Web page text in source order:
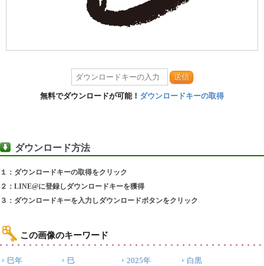
送信
無料でダウンロードが可能！ ダウンロードキーの取得
ダウンロード方法
１：ダウンロードキーの取得をクリック
２：LINE@に登録しダウンロードキーを獲得
３：ダウンロードキーを入力しダウンロードボタンをクリック
この画像のキーワード
巳年 巳 2025年
白黒